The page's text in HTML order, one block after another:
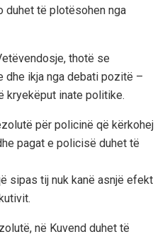
duhet të plotësohen nga
thotë se
dhe ikja nga debati pozitë –
kryekëput inate politike.
për policinë që kërkohej
pagat e policisë duhet të
sipas tij nuk kanë asnjë efekt
në Kuvend duhet të